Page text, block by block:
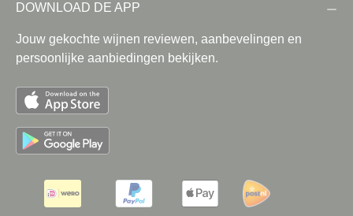
DOWNLOAD DE APP
Jouw gekochte wijnen reviewen, aanbevelingen en
persoonlijke aanbiedingen bekijken.